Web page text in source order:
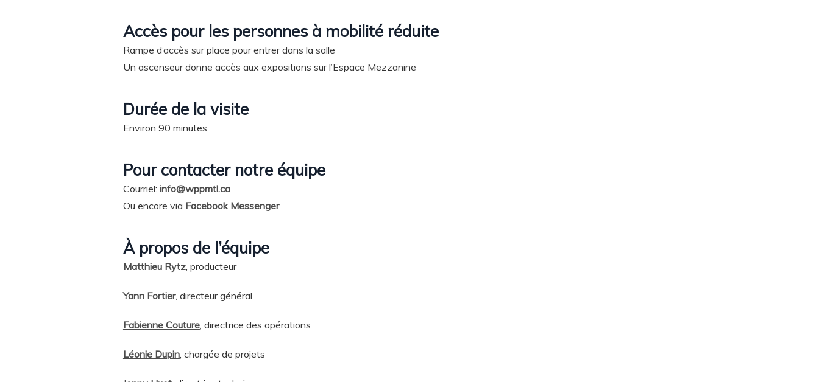
Accès pour les personnes à mobilité réduite
Rampe d’accès sur place pour entrer dans la salle
Un ascenseur donne accès aux expositions sur l’Espace Mezzanine
Durée de la visite
Environ 90 minutes
Pour contacter notre équipe
Courriel: info@wppmtl.ca
Ou encore via Facebook Messenger
À propos de l’équipe
Matthieu Rytz, producteur
Yann Fortier, directeur général
Fabienne Couture, directrice des opérations
Léonie Dupin, chargée de projets